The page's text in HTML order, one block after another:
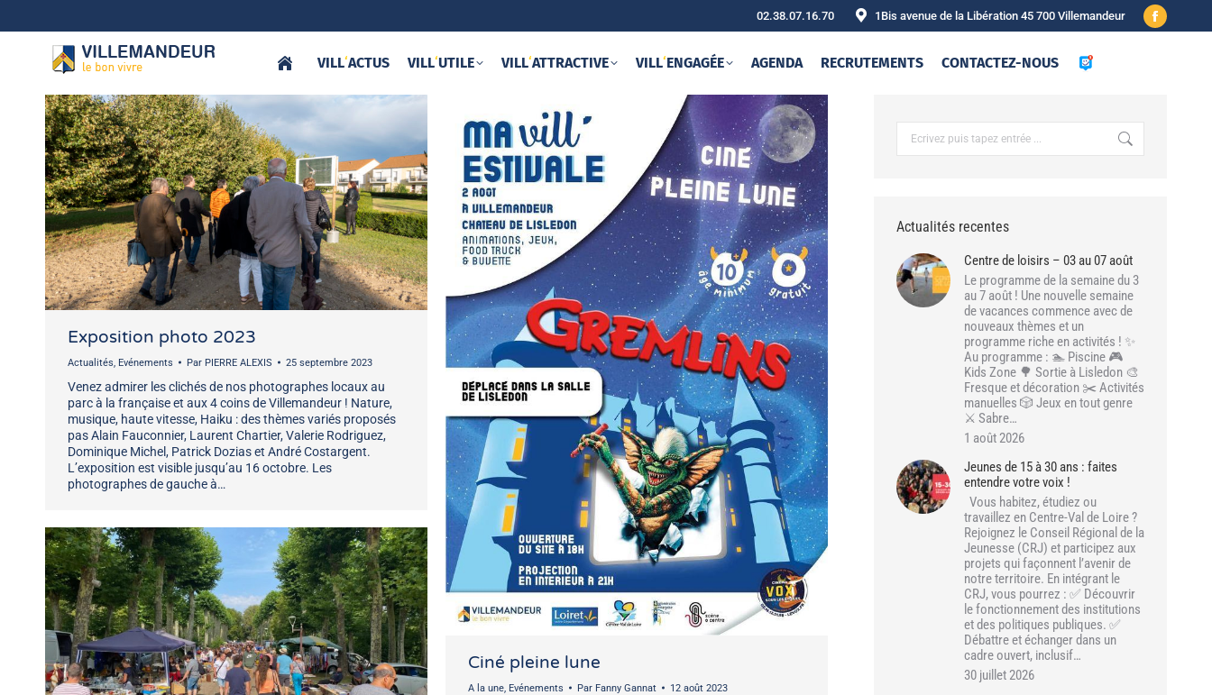
02.38.07.16.70 1Bis avenue de la Libération 45 700 Villemandeur
Facebook
VILL‘ACTUS VILL‘UTILE VILL‘ATTRACTIVE VILL‘ENGAGÉE AGENDA RECRUTEMENTS CONTACTEZ-NOUS
Exposition photo 2023
Actualités, Evénements Par PIERRE ALEXIS 25 septembre 2023
Venez admirer les clichés de nos photographes locaux au
parc à la française et aux 4 coins de Villemandeur ! Nature,
musique, haute vitesse, Haiku : des thèmes variés proposés
pas Alain Fauconnier, Laurent Chartier, Valerie Rodriguez,
Dominique Michel, Patrick Dozias et André Costargent.
L’exposition est visible jusqu’au 16 octobre. Les
photographes de gauche à…
Ciné pleine lune
A la une Evénements Par Fanny Gannat 12 août 2023
Actualités recentes
Centre de loisirs – 03 au 07 août
Le programme de la semaine du 3
au 7 août ! Une nouvelle semaine
de vacances commence avec de
nouveaux thèmes et un
programme riche en activités ! ✨
Au programme : 🏊 Piscine 🎮
Kids Zone 🌳 Sortie à Lisledon 🎨
Fresque et décoration ✂️ Activités
manuelles 🎲 Jeux en tout genre
⚔️ Sabre…
1 août 2026
Jeunes de 15 à 30 ans : faites
entendre votre voix !
Vous habitez, étudiez ou
travaillez en Centre-Val de Loire ?
Rejoignez le Conseil Régional de la
Jeunesse (CRJ) et participez aux
projets qui façonnent l’avenir de
notre territoire. En intégrant le
CRJ, vous pourrez : ✅ Découvrir
le fonctionnement des institutions
et des politiques publiques. ✅
Débattre et échanger dans un
cadre ouvert, inclusif…
30 juillet 2026